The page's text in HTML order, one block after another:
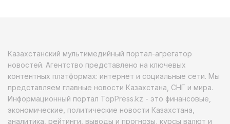
Казахстанский мультимедийный портал-агрегатор
новостей. Агентство представлено на ключевых
контентных платформах: интернет и социальные сети. Мы
представляем главные новости Казахстана, СНГ и мира.
Информационный портал TopPress.kz - это финансовые,
экономические, политические новости Казахстана,
аналитика, рейтинги, выводы и прогнозы, курсы валют и